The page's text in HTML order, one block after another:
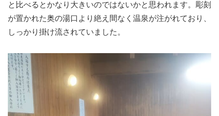
と比べるとかなり大きいのではないかと思われます。彫刻
が置かれた奥の湯口より絶え間なく温泉が注がれており、
しっかり掛け流されていました。